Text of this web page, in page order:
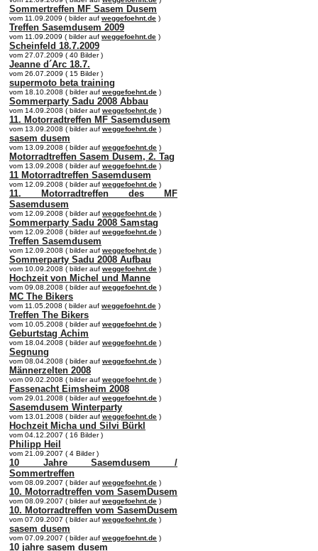
Sommertreffen MF Sasem Dusem
vom 11.09.2009 ( bilder auf weggefoehnt.de )
Treffen Sasemdusem 2009
vom 11.09.2009 ( bilder auf weggefoehnt.de )
Scheinfeld 18.7.2009
vom 27.07.2009 ( 40 Bilder )
Jeanne d´Arc 18.7.
vom 26.07.2009 ( 15 Bilder )
supermoto beta training
vom 18.10.2008 ( bilder auf weggefoehnt.de )
Sommerparty Sadu 2008 Abbau
vom 14.09.2008 ( bilder auf weggefoehnt.de )
11. Motorradtreffen MF Sasemdusem
vom 13.09.2008 ( bilder auf weggefoehnt.de )
sasem dusem
vom 13.09.2008 ( bilder auf weggefoehnt.de )
Motorradtreffen Sasem Dusem, 2. Tag
vom 13.09.2008 ( bilder auf weggefoehnt.de )
11 Motorradtreffen Sasemdusem
vom 12.09.2008 ( bilder auf weggefoehnt.de )
11. Motorradtreffen des MF
Sasemdusem
vom 12.09.2008 ( bilder auf weggefoehnt.de )
Sommerparty Sadu 2008 Samstag
vom 12.09.2008 ( bilder auf weggefoehnt.de )
Treffen Sasemdusem
vom 12.09.2008 ( bilder auf weggefoehnt.de )
Sommerparty Sadu 2008 Aufbau
vom 10.09.2008 ( bilder auf weggefoehnt.de )
Hochzeit von Michel und Manne
vom 09.08.2008 ( bilder auf weggefoehnt.de )
MC The Bikers
vom 11.05.2008 ( bilder auf weggefoehnt.de )
Treffen The Bikers
vom 10.05.2008 ( bilder auf weggefoehnt.de )
Geburtstag Achim
vom 18.04.2008 ( bilder auf weggefoehnt.de )
Segnung
vom 08.04.2008 ( bilder auf weggefoehnt.de )
Männerzelten 2008
vom 09.02.2008 ( bilder auf weggefoehnt.de )
Fassenacht Eimsheim 2008
vom 29.01.2008 ( bilder auf weggefoehnt.de )
Sasemdusem Winterparty
vom 13.01.2008 ( bilder auf weggefoehnt.de )
Hochzeit Micha und Silvi Bürkl
vom 04.12.2007 ( 16 Bilder )
Philipp Heil
vom 21.09.2007 ( 4 Bilder )
10 Jahre Sasemdusem /
Sommertreffen
vom 08.09.2007 ( bilder auf weggefoehnt.de )
10. Motorradtreffen vom SasemDusem
vom 08.09.2007 ( bilder auf weggefoehnt.de )
10. Motorradtreffen vom SasemDusem
vom 07.09.2007 ( bilder auf weggefoehnt.de )
sasem dusem
vom 07.09.2007 ( bilder auf weggefoehnt.de )
10 jahre sasem dusem